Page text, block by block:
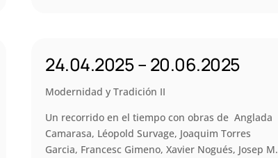
24.04.2025 – 20.06.2025
Modernidad y Tradición II
Un recorrido en el tiempo con obras de Anglada
Camarasa, Léopold Survage, Joaquim Torres
Garcia, Francesc Gimeno, Xavier Nogués, Josep M.